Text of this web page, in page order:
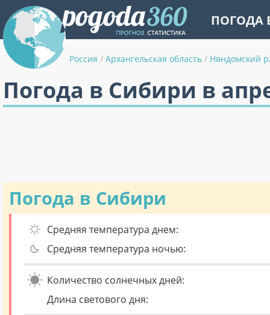
ПОГОДА
Россия / Архангельская область / Няндомский
Погода в Сибири в
Погода в Сибири
Средняя температура днем:
Средняя температура ночью:
Количество солнечных дней:
Длина светового дня: